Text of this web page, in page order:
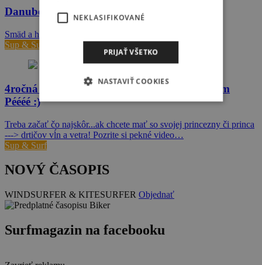
Danube SUP Marathon NEWS #4
Smäd a hlad nehrozí.
Sup & Surf
4ročná princezna SUP-kuje ako pani s veľkým
Péééé :)
Treba začať čo najskôr...ak chcete mať so svojej princezny či princa
---> drtičov vĺn a vetra! Pozrite si pekné video…
Sup & Surf
NOVÝ ČASOPIS
WINDSURFER & KITESURFER Objednať
Surfmagazin na facebooku
NEKLASIFIKOVANÉ
PRIJAŤ VŠETKO
NASTAVIŤ COOKIES